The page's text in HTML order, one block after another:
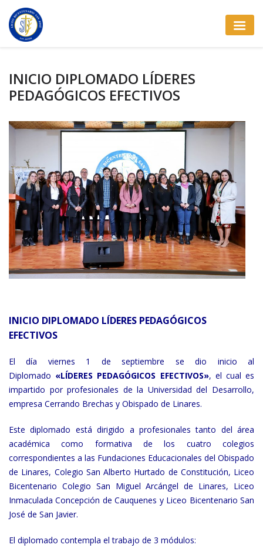
INICIO DIPLOMADO LÍDERES
PEDAGÓGICOS EFECTIVOS
INICIO DIPLOMADO LÍDERES PEDAGÓGICOS
EFECTIVOS
El día viernes 1 de septiembre se dio inicio al
Diplomado «LÍDERES PEDAGÓGICOS EFECTIVOS», el cual es
impartido por profesionales de la Universidad del Desarrollo,
empresa Cerrando Brechas y Obispado de Linares.
Este diplomado está dirigido a profesionales tanto del área
académica como formativa de los cuatro colegios
correspondientes a las Fundaciones Educacionales del Obispado
de Linares, Colegio San Alberto Hurtado de Constitución, Liceo
Bicentenario Colegio San Miguel Arcángel de Linares, Liceo
Inmaculada Concepción de Cauquenes y Liceo Bicentenario San
José de San Javier.
El diplomado contempla el trabajo de 3 módulos: